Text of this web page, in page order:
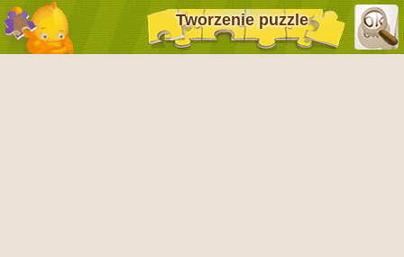
Tworzenie puzzle